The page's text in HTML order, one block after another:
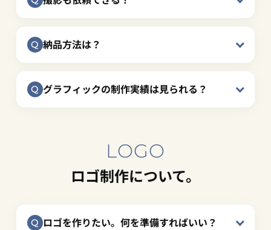
納品方法は？
グラフィックの制作実績は見られる？
LOGO
ロゴ制作について。
ロゴを作りたい。何を準備すればいい？